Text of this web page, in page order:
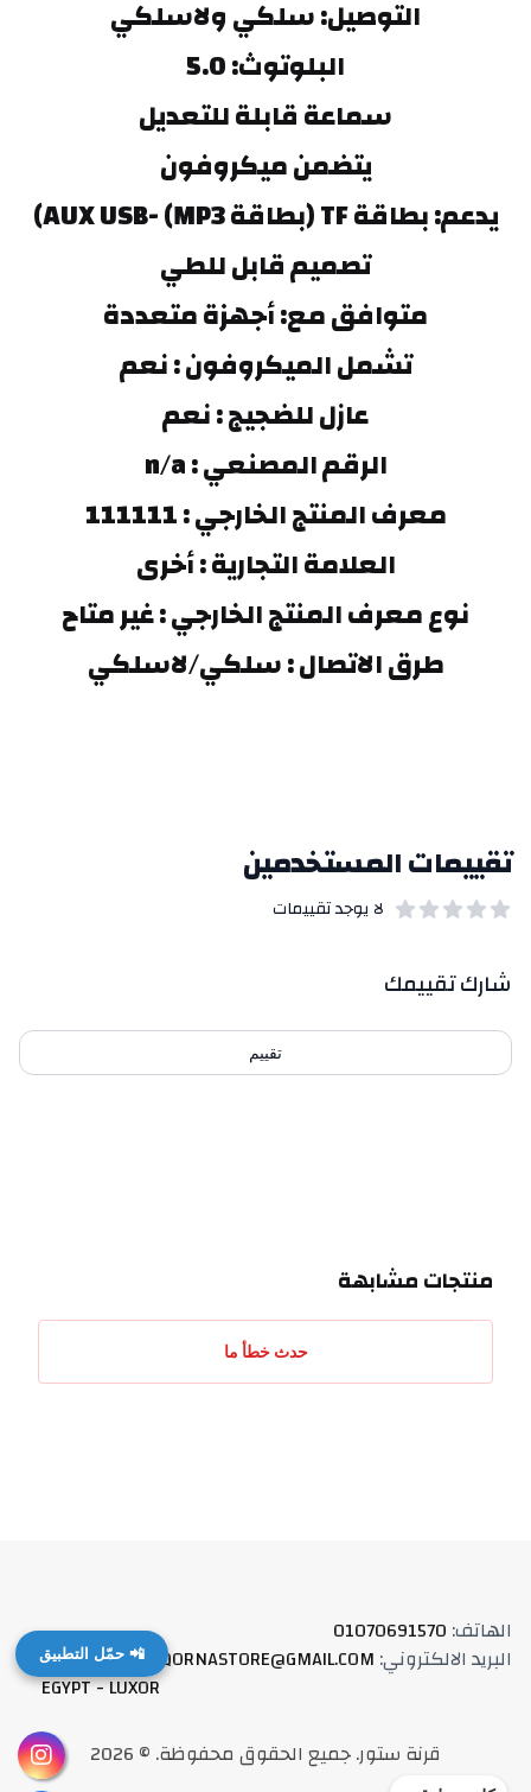
📲 حمّل التطبيق
التوصيل: سلكي ولاسلكي
البلوتوث: 5.0
سماعة قابلة للتعديل
يتضمن ميكروفون
يدعم: بطاقة TF (بطاقة MP3) -AUX USB)
تصميم قابل للطي
متوافق مع: أجهزة متعددة
تشمل الميكروفون : نعم
عازل للضجيج : نعم
الرقم المصنعي : n/a
معرف المنتج الخارجي : 111111
العلامة التجارية : أخرى
نوع معرف المنتج الخارجي : غير متاح
طرق الاتصال : سلكي/لاسلكي
تقييمات المستخدمين
لا يوجد تقييمات
شارك تقييمك
تقييم
منتجات مشابهة
حدث خطأ ما
الهاتف:
01070691570
البريد الالكتروني:
QORNASTORE@GMAIL.COM العنوان:
EGYPT - LUXOR
قرنة ستور.جميع الحقوق محفوظة. ©
2026